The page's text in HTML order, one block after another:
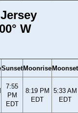
W
Sunset Moonrise Moonset
7:55
PM
EDT
8:19 PM
EDT
5:33 AM
EDT